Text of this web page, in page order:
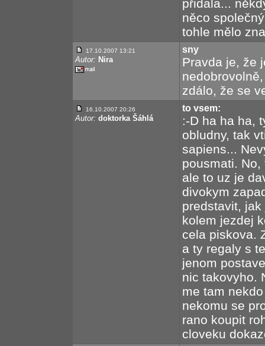
přidala...
něco
tohle mělo
17.10.2007 13:21
Autor: Nira
sny
Pravda je, že
zdálo, že se
16.10.2007 20:26
Autor: doktorka Šáhlá
to vsem:
:-D ha ha ha,
obludny, tak
sapiens...
pousmati.
ale to uz je
divokym
predstavit,
kolem jezdej
cela piskova.
a ty regaly s
jenom
nic takovyho.
me tam
nekomu se
rano koupit
cloveku